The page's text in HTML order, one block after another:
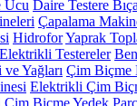
Ucu Daire Testere
Çapalama
HidroforYaprak
Elektrikli Testereler
Yağları Çim Biçme
Elektrikli Çim
Çim Biçme Yedek